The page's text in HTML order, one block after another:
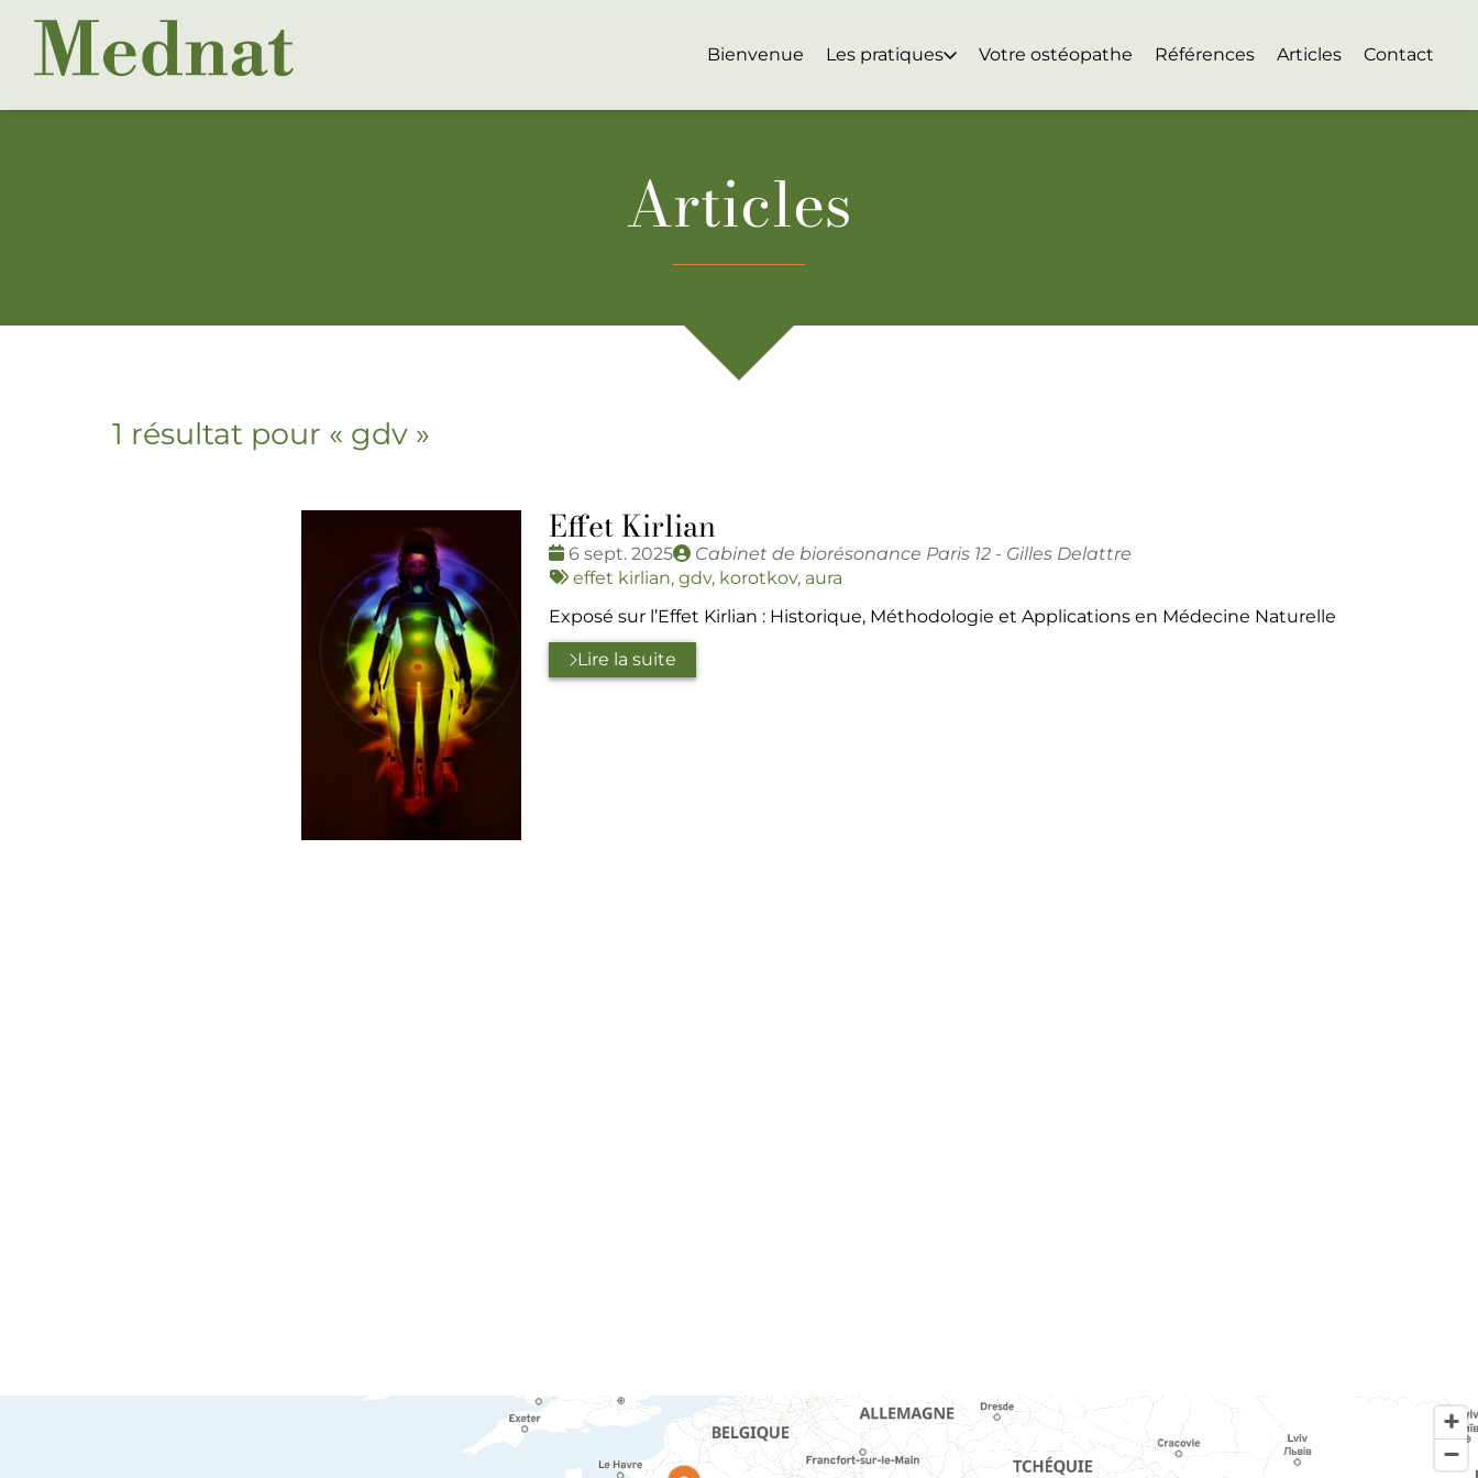
Bienvenue Les pratiques Votre ostéopathe Références Articles Contact
Articles
1 résultat pour « gdv »
Effet Kirlian
Date
:
6 sept. 2025
Publié
par
Cabinet de biorésonance Paris 12 - Gilles Delattre
Tags
effet kirlian, gdv, korotkov, aura
Exposé sur l’Effet Kirlian : Historique, Méthodologie et Applications en Médecine Naturelle
Lire la suite